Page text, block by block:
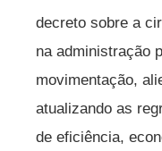
decreto sobre a
na administração
movimentação,
atualizando as
de eficiência,